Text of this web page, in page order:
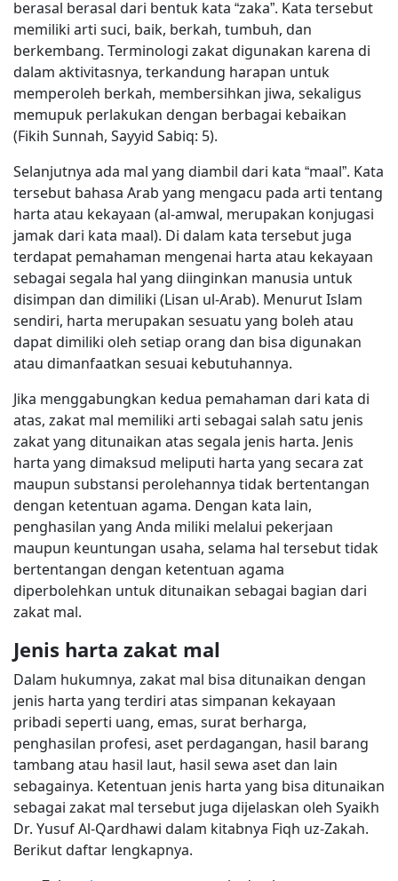
berasal berasal dari bentuk kata “zaka”. Kata tersebut
memiliki arti suci, baik, berkah, tumbuh, dan
berkembang. Terminologi zakat digunakan karena di
dalam aktivitasnya, terkandung harapan untuk
memperoleh berkah, membersihkan jiwa, sekaligus
memupuk perlakukan dengan berbagai kebaikan
(Fikih Sunnah, Sayyid Sabiq: 5).
Selanjutnya ada mal yang diambil dari kata “maal”. Kata
tersebut bahasa Arab yang mengacu pada arti tentang
harta atau kekayaan (al-amwal, merupakan konjugasi
jamak dari kata maal). Di dalam kata tersebut juga
terdapat pemahaman mengenai harta atau kekayaan
sebagai segala hal yang diinginkan manusia untuk
disimpan dan dimiliki (Lisan ul-Arab). Menurut Islam
sendiri, harta merupakan sesuatu yang boleh atau
dapat dimiliki oleh setiap orang dan bisa digunakan
atau dimanfaatkan sesuai kebutuhannya.
Jika menggabungkan kedua pemahaman dari kata di
atas, zakat mal memiliki arti sebagai salah satu jenis
zakat yang ditunaikan atas segala jenis harta. Jenis
harta yang dimaksud meliputi harta yang secara zat
maupun substansi perolehannya tidak bertentangan
dengan ketentuan agama. Dengan kata lain,
penghasilan yang Anda miliki melalui pekerjaan
maupun keuntungan usaha, selama hal tersebut tidak
bertentangan dengan ketentuan agama
diperbolehkan untuk ditunaikan sebagai bagian dari
zakat mal.
Jenis harta zakat mal
Dalam hukumnya, zakat mal bisa ditunaikan dengan
jenis harta yang terdiri atas simpanan kekayaan
pribadi seperti uang, emas, surat berharga,
penghasilan profesi, aset perdagangan, hasil barang
tambang atau hasil laut, hasil sewa aset dan lain
sebagainya. Ketentuan jenis harta yang bisa ditunaikan
sebagai zakat mal tersebut juga dijelaskan oleh Syaikh
Dr. Yusuf Al-Qardhawi dalam kitabnya Fiqh uz-Zakah.
Berikut daftar lengkapnya.